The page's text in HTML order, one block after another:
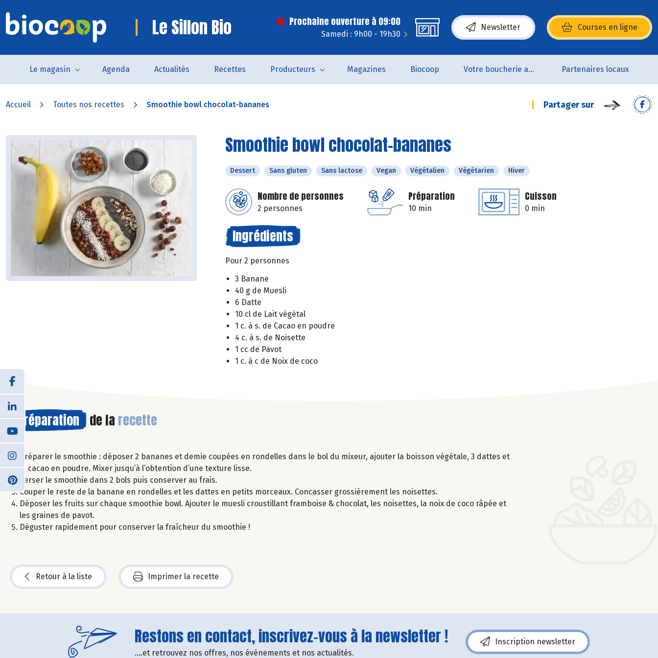
Le Sillon Bio Prochaine ouverture à 09:00
Samedi : 9h00 - 19h30
Newsletter Courses en ligne
(s’ouvre dans une nouvelle fenêtre)
Le magasin Agenda Actualités Recettes Producteurs Magazines Biocoop Votre boucherie artisanale 100% bio et Origine France Partenaires locaux
Accueil Toutes nos recettes Smoothie bowl chocolat-bananes Partager sur
Smoothie bowl chocolat-bananes
Dessert Sans gluten Sans lactose Vegan Végétalien Végétarien Hiver
Nombre de personnes
2 personnes
Préparation
10 min
Cuisson
0 min
Ingrédients
Pour 2 personnes
3 Banane
40 g de Muesli
6 Datte
10 cl de Lait végétal
1 c. à s. de Cacao en poudre
4 c. à s. de Noisette
1 cc de Pavot
1 c. à c de Noix de coco
Préparation de la recette
Préparer le smoothie : déposer 2 bananes et demie coupées en rondelles dans le bol du mixeur, ajouter la boisson végétale, 3 dattes et
le cacao en poudre. Mixer jusqu’à l’obtention d’une texture lisse.
Verser le smoothie dans 2 bols puis conserver au frais.
Couper le reste de la banane en rondelles et les dattes en petits morceaux. Concasser grossièrement les noisettes.
Déposer les fruits sur chaque smoothie bowl. Ajouter le muesli croustillant framboise & chocolat, les noisettes, la noix de coco râpée et
les graines de pavot.
Déguster rapidement pour conserver la fraîcheur du smoothie !
Retour à la liste Imprimer la recette
Restons en contact, inscrivez-vous à la newsletter !
....et retrouvez nos offres, nos événements et nos actualités.
Inscription newsletter